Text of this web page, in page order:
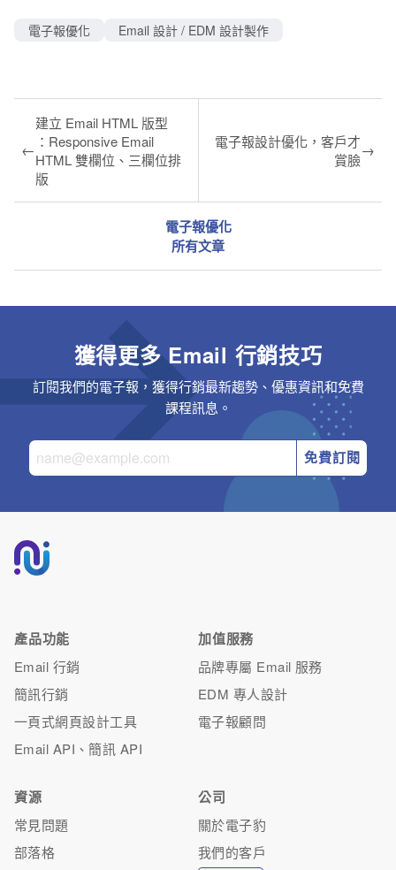
電子報優化 Email 設計 / EDM 設計製作
←
建立 Email HTML 版型
：Responsive Email
HTML 雙欄位、三欄位排
版
電子報優化
所有文章
電子報設計優化，客戶才
賞臉→
獲得更多 Email 行銷技巧
訂閱我們的電子報，獲得行銷最新趨勢、優惠資訊和免費
課程訊息。
免費訂閱
產品功能
Email 行銷
簡訊行銷
一頁式網頁設計工具
Email API、簡訊 API
加值服務
品牌專屬 Email 服務
EDM 專人設計
電子報顧問
資源
常見問題
部落格
公司
關於電子豹
我們的客戶